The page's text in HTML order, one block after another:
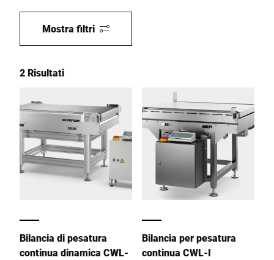
Mostra filtri
2 Risultati
Bilancia di pesatura
continua dinamica CWL-
Bilancia per pesatura
continua CWL-I